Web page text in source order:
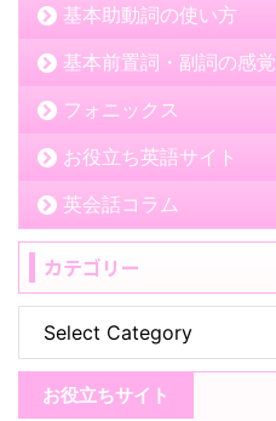
基本助動詞の使い方
基本前置詞・副詞の感覚
フォニックス
お役立ち英語サイト
英会話コラム
カテゴリー
お役立ちサイト